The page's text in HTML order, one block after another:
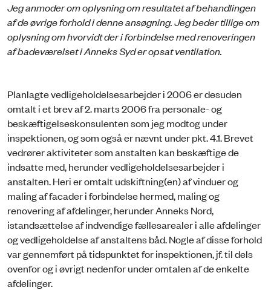
Jeg anmoder om oplysning om resultatet af behandlingen
af de øvrige forhold i denne ansøgning. Jeg beder tillige om
oplysning om hvorvidt der i forbindelse med renoveringen
af badeværelset i Anneks Syd er opsat ventilation.
Planlagte vedligeholdelsesarbejder i 2006 er desuden
omtalt i et brev af 2. marts 2006 fra personale- og
beskæftigelseskonsulenten som jeg modtog under
inspektionen, og som også er nævnt under pkt. 4.1. Brevet
vedrører aktiviteter som anstalten kan beskæftige de
indsatte med, herunder vedligeholdelsesarbejder i
anstalten. Heri er omtalt udskiftning(en) af vinduer og
maling af facader i forbindelse hermed, maling og
renovering af afdelinger, herunder Anneks Nord,
istandsættelse af indvendige fællesarealer i alle afdelinger
og vedligeholdelse af anstaltens båd. Nogle af disse forhold
var gennemført på tidspunktet for inspektionen, jf. til dels
ovenfor og i øvrigt nedenfor under omtalen af de enkelte
afdelinger.